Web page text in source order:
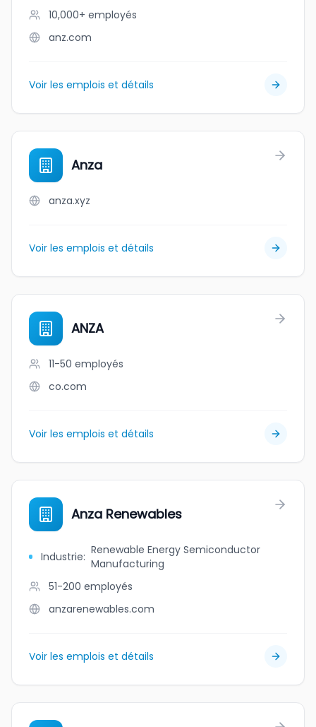
10,000+ employés
anz.com
Voir les emplois et détails
Anza
anza.xyz
Voir les emplois et détails
ANZA
11-50 employés
co.com
Voir les emplois et détails
Anza Renewables
Industrie: Renewable Energy Semiconductor
Manufacturing
51-200 employés
anzarenewables.com
Voir les emplois et détails